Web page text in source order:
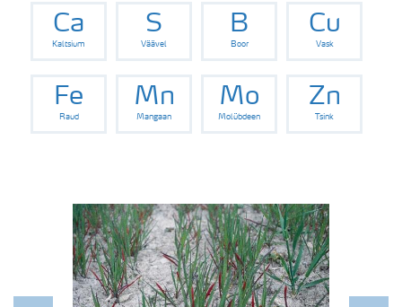
Ca
Kaltsium
S
Väävel
B
Boor
Cu
Vask
Fe
Raud
Mn
Mangaan
Mo
Molübdeen
Zn
Tsink